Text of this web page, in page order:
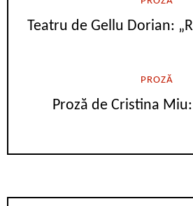
Teatru de Gellu Dorian:
PROZĂ
Proză de Cristina